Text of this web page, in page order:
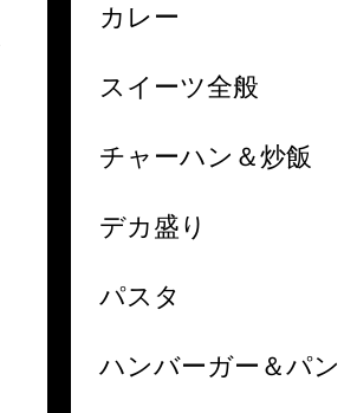
カレー
スイーツ全般
チャーハン＆炒飯
デカ盛り
パスタ
ハンバーガー＆パン